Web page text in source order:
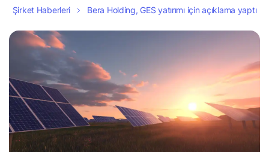
Şirket Haberleri
Bera Holding, GES yatırımı için açıklama yaptı